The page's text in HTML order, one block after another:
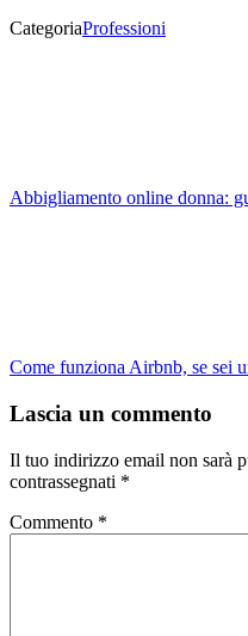
CategoriaProfessioni
Abbigliamento online donna:
Come funziona Airbnb, se sei
Lascia un commento
Il tuo indirizzo email non sarà
contrassegnati *
Commento *